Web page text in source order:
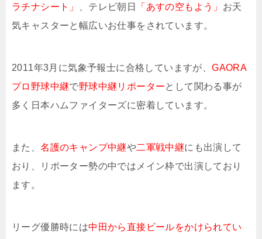
ラチナシート」
、テレビ朝日 「あすの空もよう」 お天
気キャスターと幅広いお仕事をされています。
2011年3月に気象予報士に合格していますが、GAORA
プロ野球中継で野球中継リポーターとして関わる事が
多く日本ハムファイターズに密着しています。
また、名護のキャンプ中継や二軍戦中継にも出演して
おり、リポーター勢の中ではメイン枠で出演しており
ます。
リーグ優勝時には中田から直接ビールをかけられてい